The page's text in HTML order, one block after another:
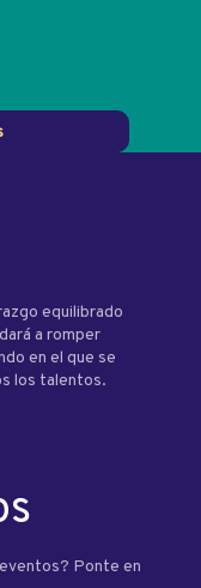
equilibrado
a romper
en el que se
los talentos.
Ponte en